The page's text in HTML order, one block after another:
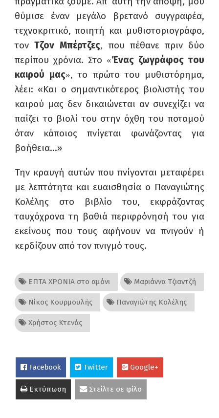
θύμισε έναν μεγάλο βρετανό συγγραφέα,
τεχνοκριτικό, ποιητή και μυθιστοριογράφο,
τονΤζον Μπέρτζες, που πέθανε πριν δύο
περίπου χρόνια. Στο «Ένας ζωγράφος του
καιρού μας»,το πρώτο του μυθιστόρημα,
λέει: «Και ο σημαντικότερος βιολιστής του
καιρού μας δεν δικαιώνεται αν συνεχίζει να
παίζει το βιολί του στην όχθη του ποταμού
όταν κάποιος πνίγεται φωνάζοντας για
βοήθεια…»
Την κραυγή αυτών που πνίγονται μεταφέρει
με λεπτότητα και ευαισθησία ο Παναγιώτης
Κολέλης στο βιβλίο του, εκφράζοντας
ταυχόχρονα τη βαθιά περιφρόνησή του για
εκείνους που τους αφήνουν να πνιγούν ή
κερδίζουν από τον πνιγμό τους.
ΕΠΤΑ ΧΡΟΝΙΑ στο αμόνι Μαριάννα Τζιαντζή
Νίκος Κουρμουλής Παναγιώτης Κολέλης
Χρήστος Κτενάς
Facebook Twitter Google+
Εκτύπωση Στείλτε σε φίλο